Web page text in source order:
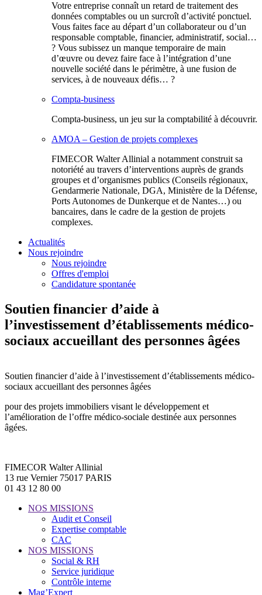
Votre entreprise connaît un retard de traitement des
données comptables ou un surcroît d’activité ponctuel.
Vous faites face au départ d’un collaborateur ou d’un
responsable comptable, financier, administratif, social…
? Vous subissez un manque temporaire de main
d’œuvre ou devez faire face à l’intégration d’une
nouvelle société dans le périmètre, à une fusion de
services, à de nouveaux défis… ?
Compta-business
Compta-business, un jeu sur la comptabilité à découvrir.
AMOA – Gestion de projets complexes
FIMECOR Walter Allinial a notamment construit sa
notoriété au travers d’interventions auprès de grands
groupes et d’organismes publics (Conseils régionaux,
Gendarmerie Nationale, DGA, Ministère de la Défense,
Ports Autonomes de Dunkerque et de Nantes…) ou
bancaires, dans le cadre de la gestion de projets
complexes.
Actualités
Nous rejoindre
Nous rejoindre
Offres d'emploi
Candidature spontanée
Soutien financier d’aide à
l’investissement d’établissements médico-
sociaux accueillant des personnes âgées
Soutien financier d’aide à l’investissement d’établissements médico-
sociaux accueillant des personnes âgées
pour des projets immobiliers visant le développement et
l’amélioration de l’offre médico-sociale destinée aux personnes
âgées.
FIMECOR Walter Allinial
13 rue Vernier 75017 PARIS
01 43 12 80 00
NOS MISSIONS
Audit et Conseil
Expertise comptable
CAC
NOS MISSIONS
Social & RH
Service juridique
Contrôle interne
Mag’Expert